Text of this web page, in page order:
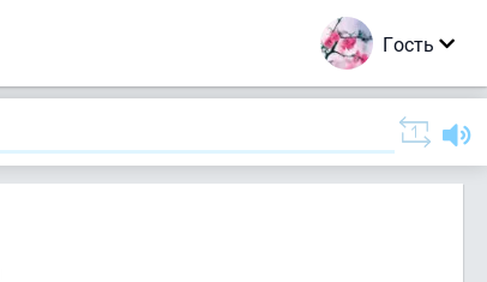
Гость